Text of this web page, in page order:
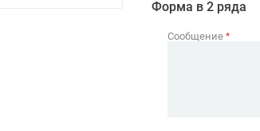
Форма в 2 ряда
Сообщение *